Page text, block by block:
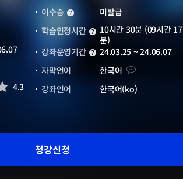
4.3
이수증 이수증
미발급
학습인정시간 학습인정시간
10시간 30분 (09시간 17
분)
강좌운영기간 강좌운영기간
24.03.25 ~ 24.06.07
자막언어
한국어 자막언어
강좌언어
한국어(ko)
청강신청